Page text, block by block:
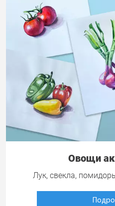
Овощи
Лук, свекла,